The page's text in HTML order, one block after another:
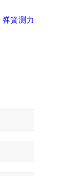
弹簧测力